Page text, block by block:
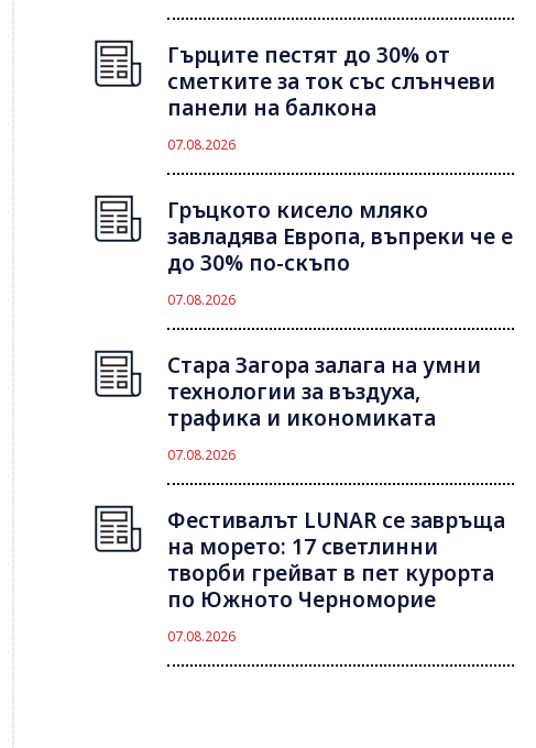
Гърците пестят до 30% от
сметките за ток със слънчеви
панели на балкона
07.08.2026
Гръцкото кисело мляко
завладява Европа, въпреки че е
до 30% по-скъпо
07.08.2026
Стара Загора залага на умни
технологии за въздуха,
трафика и икономиката
07.08.2026
Фестивалът LUNAR се завръща
на морето: 17 светлинни
творби грейват в пет курорта
по Южното Черноморие
07.08.2026